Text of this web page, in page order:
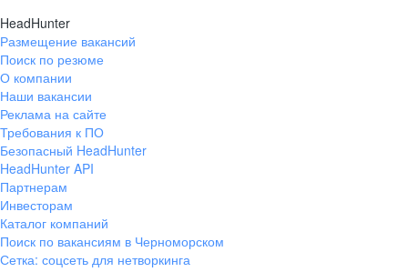
HeadHunter
Размещение вакансий
Поиск по резюме
О компании
Наши вакансии
Реклама на сайте
Требования к ПО
Безопасный HeadHunter
HeadHunter API
Партнерам
Инвесторам
Каталог компаний
Поиск по вакансиям в Черноморском
Сетка: соцсеть для нетворкинга